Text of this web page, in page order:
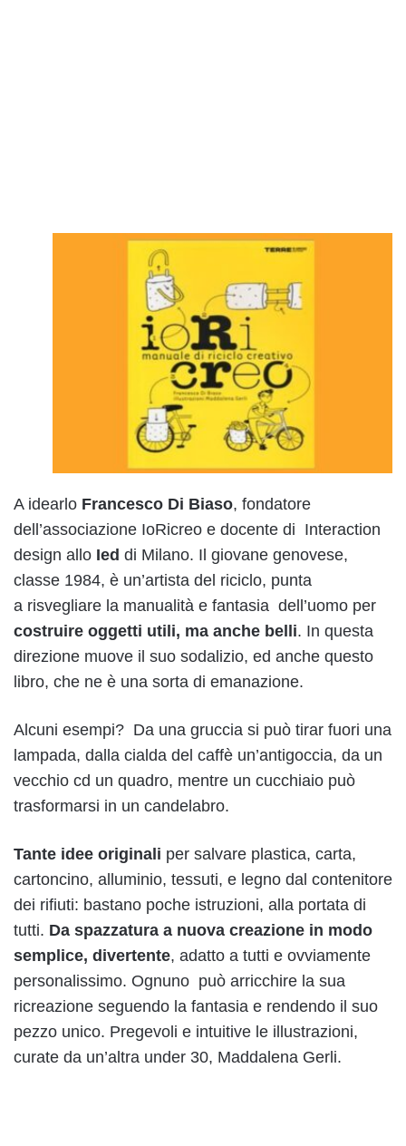
A idearlo Francesco Di Biaso, fondatore
dell’associazione IoRicreo e docente di Interaction
design allo Ied di Milano. Il giovane genovese,
classe 1984, è un’artista del riciclo, punta
a risvegliare la manualità e fantasia dell’uomo per
costruire oggetti utili, ma anche belli. In questa
direzione muove il suo sodalizio, ed anche questo
libro, che ne è una sorta di emanazione.
Alcuni esempi? Da una gruccia si può tirar fuori una
lampada, dalla cialda del caffè un’antigoccia, da un
vecchio cd un quadro, mentre un cucchiaio può
trasformarsi in un candelabro.
Tante idee originali per salvare plastica, carta,
cartoncino, alluminio, tessuti, e legno dal contenitore
dei rifiuti: bastano poche istruzioni, alla portata di
tutti. Da spazzatura a nuova creazione in modo
semplice, divertente, adatto a tutti e ovviamente
personalissimo. Ognuno può arricchire la sua
ricreazione seguendo la fantasia e rendendo il suo
pezzo unico. Pregevoli e intuitive le illustrazioni,
curate da un’altra under 30, Maddalena Gerli.